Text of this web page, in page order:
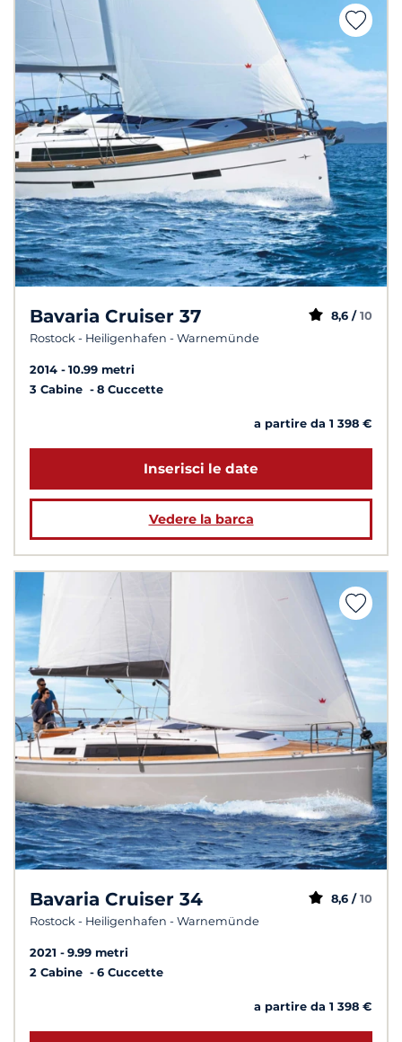
Bavaria Cruiser 37
Rostock - Heiligenhafen - Warnemünde
8,6 / 10
2014
10.99 metri
3 Cabine
8 Cuccette
a partire da 1 398 €
Inserisci le date
Vedere la barca
Bavaria Cruiser 34
Rostock - Heiligenhafen - Warnemünde
8,6 / 10
2021
9.99 metri
2 Cabine
6 Cuccette
a partire da 1 398 €